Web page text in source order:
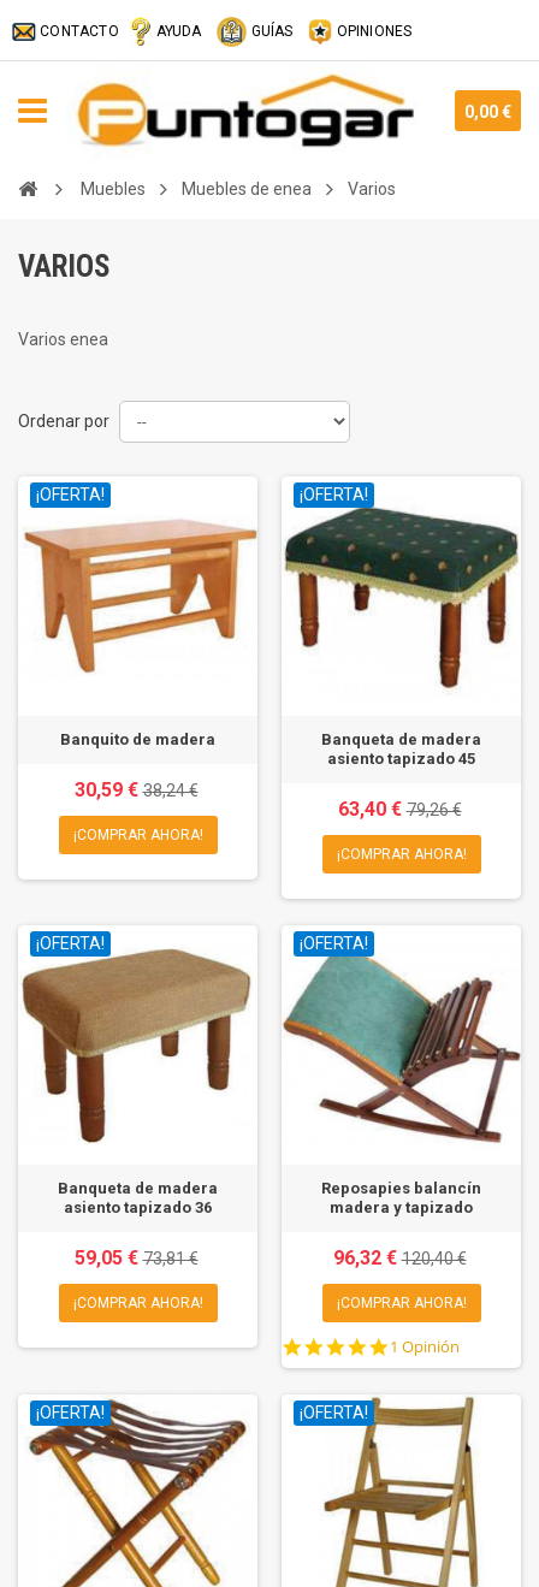
CONTACTO AYUDA GUÍAS OPINIONES
0,00 €
Muebles Muebles de enea Varios
VARIOS
Varios enea
Ordenar por
¡OFERTA!
Banquito de madera
30,59 €38,24 €
¡COMPRAR AHORA!
¡OFERTA!
Banqueta de madera
asiento tapizado 45
63,40 €79,26 €
¡COMPRAR AHORA!
¡OFERTA!
Banqueta de madera
asiento tapizado 36
59,05 €73,81 €
¡COMPRAR AHORA!
¡OFERTA!
Reposapies balancín
madera y tapizado
96,32 €120,40 €
¡COMPRAR AHORA!
5.0
star
1 Opinión
¡OFERTA! ¡OFERTA!